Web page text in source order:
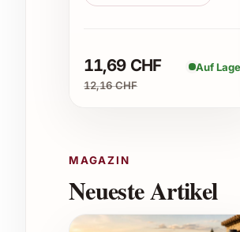
1. Wie sollte der
Dieser Spumante entfaltet
in einem klassischen
Nuancen optimal.
Dank seiner frischen und
Antipasti, Meeresfrüchten,
3. Wie lange ist die
11,69 CHF
12,16 CHF
Auf
MAGAZIN
Neueste Artikel